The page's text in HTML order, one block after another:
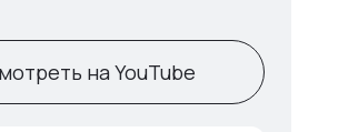
на YouTube